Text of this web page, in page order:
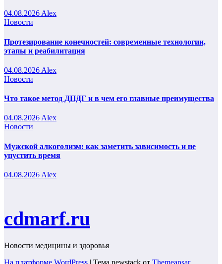
04.08.2026 Alex
Новости
Протезирование конечностей: современные технологии,
этапы и реабилитация
04.08.2026 Alex
Новости
Что такое метод ДПДГ и в чем его главные преимущества
04.08.2026 Alex
Новости
Мужской алкоголизм: как заметить зависимость и не
упустить время
04.08.2026 Alex
cdmarf.ru
Новости медицины и здоровья
На платформе WordPress | Тема newstack от Themeansar.